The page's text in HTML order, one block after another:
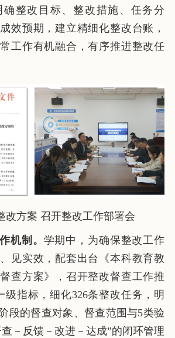
整改目标、整改措施、任务分
效预期，建立精细化整改台账，
工作有机融合，有序推进整改任
改方案 召开整改工作部署会
机制。 学期中，为确保整改工作
见实效，配套出台《本科教育教
查方案》，召开整改督查工作推
级指标，细化326条整改任务，明
段的督查对象、督查范围与5类验
－反馈－改进－达成”的闭环管理